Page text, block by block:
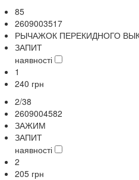
85
2609003517
РЫЧАЖОК ПЕРЕКИДНОГО
ЗАПИТ
наявності
1
240 грн
2/38
2609004582
ЗАЖИМ
ЗАПИТ
наявності
2
205 грн